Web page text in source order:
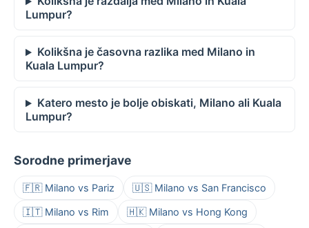
Lumpur?
Kolikšna je časovna razlika med Milano in
Kuala Lumpur?
Katero mesto je bolje obiskati, Milano ali Kuala
Lumpur?
Sorodne primerjave
🇫🇷 Milano vs Pariz 🇺🇸 Milano vs San Francisco
🇮🇹 Milano vs Rim 🇭🇰 Milano vs Hong Kong